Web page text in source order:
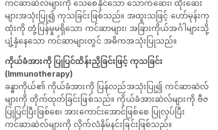
ကင်ဆာဆဲလ်များကို သေစေနိုင်သော သောက်ဆေး၊ ထိုးဆေး
များအသုံးပြု၍ ကုသခြင်းဖြစ်သည်။ အထူးသဖြင့် ဟော်မုန်းကု
ထုံးကို တုံ့ပြန်မှုမရှိသော ကင်ဆာများ၊ အခြားကိုယ်အင်္ဂါများသို့
ပျံ့နှံနေသော ကင်ဆာများတွင် အဓိကအသုံးပြုသည်။
ကိုယ်ခံအားကို ပြုပြင်ထိန်းညှိခြင်းဖြင့် ကုသခြင်း
(Immunotherapy)
ခန္ဓာကိုယ်၏ ကိုယ်ခံအားကို ပြန်လည်အသုံးပြု၍ ကင်ဆာဆဲလ်
များကို တိုက်ထုတ်ခြင်းဖြစ်သည်။ ကိုယ်ခံအားဆဲလ်များကို ဗီဇ
ပြုပြင်ပြီးဖြစ်စေ၊ အားကောင်းအောင်ဖြစ်စေ ပြုလုပ်ပြီး
ကင်ဆာဆဲလ်များကို လိုက်လံနှိမ်နင်းခြင်းဖြစ်သည်။